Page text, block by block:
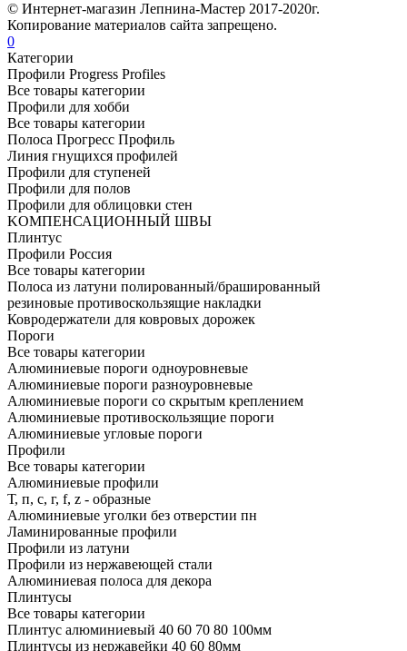
© Интернет-магазин Лепнина-Мастер 2017-2020г.
Копирование материалов сайта запрещено.
0
Категории
Профили Progress Profiles
Все товары категории
Профили для хобби
Все товары категории
Полоса Прогресс Профиль
Линия гнущихся профилей
Профили для ступеней
Профили для полов
Профили для облицовки стен
KОМПЕНСАЦИОННЫЙ ШВЫ
Плинтус
Профили Россия
Все товары категории
Полоса из латуни полированный/брашированный
резиновые противоскользящие накладки
Ковродержатели для ковровых дорожек
Пороги
Все товары категории
Алюминиевые пороги одноуровневые
Алюминиевые пороги разноуровневые
Алюминиевые пороги со скрытым креплением
Алюминиевые противоскользящие пороги
Алюминиевые угловые пороги
Профили
Все товары категории
Алюминиевые профили
Т, п, с, г, f, z - образные
Алюминиевые уголки без отверстии пн
Ламинированные профили
Профили из латуни
Профили из нержавеющей стали
Алюминиевая полоса для декора
Плинтусы
Все товары категории
Плинтус алюминиевый 40 60 70 80 100мм
Плинтусы из нержавейки 40 60 80мм